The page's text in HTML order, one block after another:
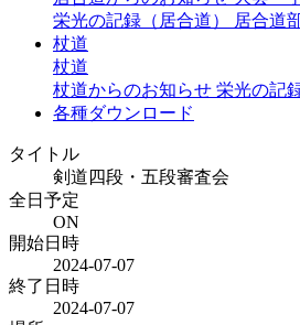
栄光の記録（居合道）
居合道
杖道
杖道
杖道からのお知らせ 栄光の記
各種ダウンロード
タイトル
剣道四段・五段審査会
全日予定
ON
開始日時
2024-07-07
終了日時
2024-07-07